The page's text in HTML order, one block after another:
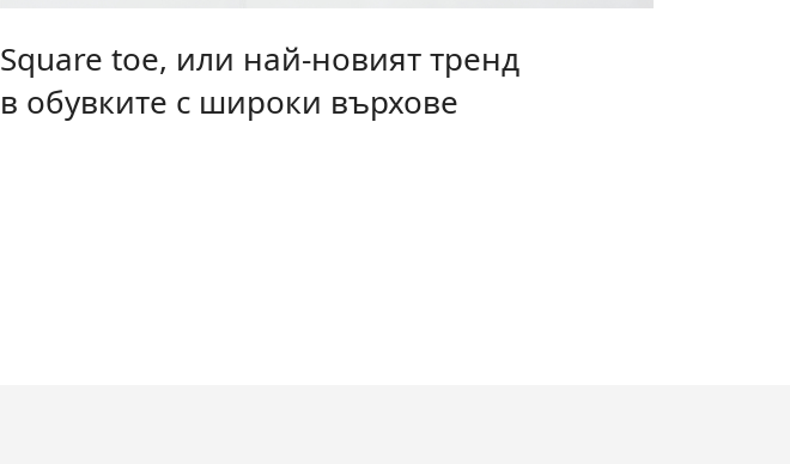
Square toe, или най-новият тренд
в обувките с широки върхове